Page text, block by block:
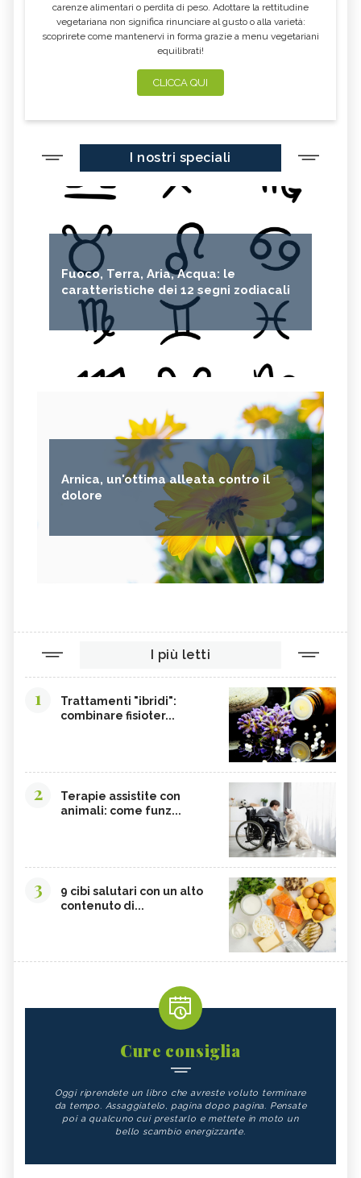
carenze alimentari o perdita di peso. Adottare la rettitudine
vegetariana non significa rinunciare al gusto o alla varietà:
scoprirete come mantenervi in forma grazie a menu vegetariani
equilibrati!
CLICCA QUI
I nostri speciali
Fuoco, Terra, Aria, Acqua: le
caratteristiche dei 12 segni zodiacali
Arnica, un'ottima alleata contro il
dolore
I più letti
1
Trattamenti "ibridi":
combinare fisioter...
2
Terapie assistite con
animali: come funz...
3
9 cibi salutari con un alto
contenuto di...
Cure consiglia
Oggi riprendete un libro che avreste voluto terminare
da tempo. Assaggiatelo, pagina dopo pagina. Pensate
poi a qualcuno cui prestarlo e mettete in moto un
bello scambio energizzante.